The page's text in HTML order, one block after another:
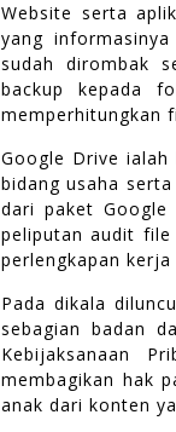
Website serta
yang
sudah dirombak
backup kepada
memperhitungkan
Google Drive
bidang usaha
dari paket Google
peliputan audit file
perlengkapan
Pada dikala
sebagian badan
Kebijaksanaan
membagikan hak
anak dari konten